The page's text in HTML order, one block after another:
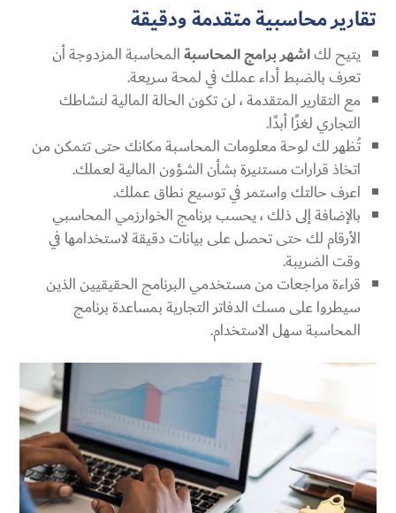
تقارير محاسبية متقدمة ودقيقة
يتيح لكاشهر برامج المحاسبةالمحاسبة المزدوجة أن
تعرف بالضبط أداء عملك في لمحة سريعة.
مع التقارير المتقدمة ، لن تكون الحالة المالية لنشاطك
التجاري لغزًا أبدًا.
تُظهر لك لوحة معلومات المحاسبة مكانك حتى تتمكن من
اتخاذ قرارات مستنيرة بشأن الشؤون المالية لعملك.
اعرف حالتك واستمر في توسيع نطاق عملك.
بالإضافة إلى ذلك ، يحسب برنامج الخوارزمي المحاسبي
الأرقام لك حتى تحصل على بيانات دقيقة لاستخدامها في
وقت الضريبة.
قراءة مراجعات من مستخدمي البرنامج الحقيقيين الذين
سيطروا على مسك الدفاتر التجارية بمساعدة برنامج
المحاسبة سهل الاستخدام.